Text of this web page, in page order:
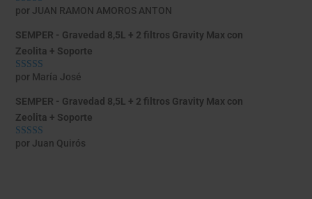
Valorado con
por JUAN RAMON AMOROS ANTON
SEMPER - Gravedad 8,5L + 2 filtros Gravity Max con
Zeolita + Soporte
Valorado con
por María José
SEMPER - Gravedad 8,5L + 2 filtros Gravity Max con
Zeolita + Soporte
Valorado con
por Juan Quirós